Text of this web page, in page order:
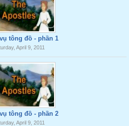
tông đồ - phần 1
April 9, 2011
tông đồ - phần 2
April 9, 2011